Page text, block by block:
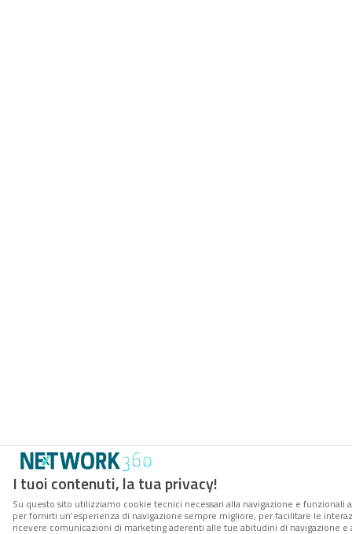
I tuoi contenuti, la tua privacy!
Su questo sito utilizziamo cookie tecnici necessari alla navigazione e funzionali
per fornirti un’esperienza di navigazione sempre migliore, per facilitare le
ricevere comunicazioni di marketing aderenti alle tue abitudini di navigazione e